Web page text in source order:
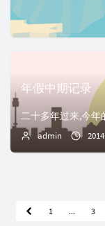
年假中期记录
admin
1 ... 3